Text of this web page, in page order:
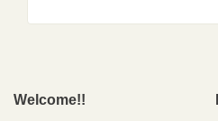
Welcome!!